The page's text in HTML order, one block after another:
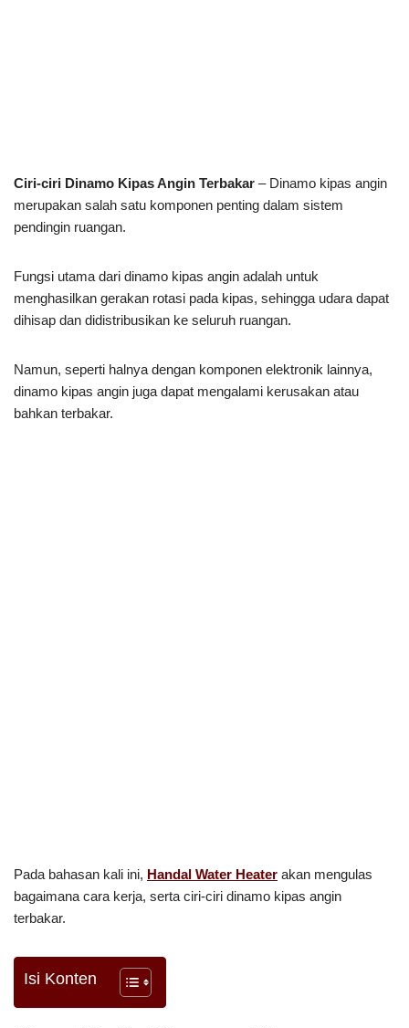
Ciri-ciri Dinamo Kipas Angin Terbakar – Dinamo kipas angin
merupakan salah satu komponen penting dalam sistem
pendingin ruangan.
Fungsi utama dari dinamo kipas angin adalah untuk
menghasilkan gerakan rotasi pada kipas, sehingga udara dapat
dihisap dan didistribusikan ke seluruh ruangan.
Namun, seperti halnya dengan komponen elektronik lainnya,
dinamo kipas angin juga dapat mengalami kerusakan atau
bahkan terbakar.
Pada bahasan kali ini, Handal Water Heater akan mengulas
bagaimana cara kerja, serta ciri-ciri dinamo kipas angin
terbakar.
Isi Konten